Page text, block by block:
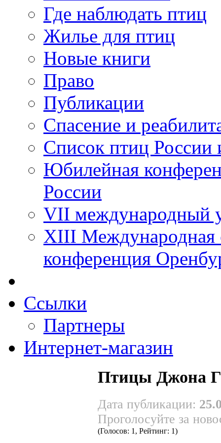
Где наблюдать птиц
Жилье для птиц
Новые книги
Право
Публикации
Спасение и
Список птиц России
Юбилейная
России
VII международный
XIII Международная
конференция
Ссылки
Партнеры
Интернет-магазин
Птицы Джона
Дата публикации:
Проголосуйте за
(Голосов: 1, Рейтинг: 1)